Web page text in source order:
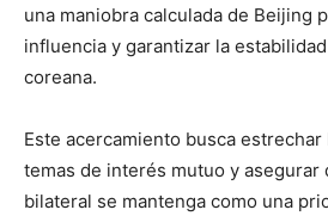
una maniobra calculada de Beijing
influencia y garantizar la
coreana.
Este acercamiento busca
temas de interés mutuo y asegurar
bilateral se mantenga como una